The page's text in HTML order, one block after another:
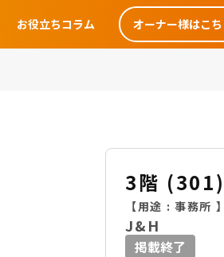
お役立ちコラム オーナー様はこち
3階
【用途 :事務所 】
J&H
掲載終了